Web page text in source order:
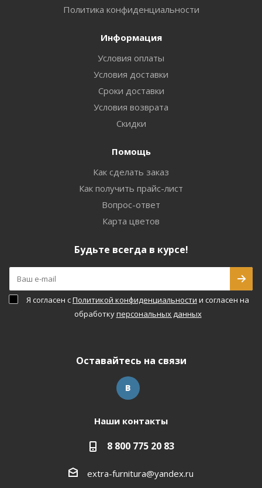
Политика конфиденциальности
Информация
Условия оплаты
Условия доставки
Сроки доставки
Условия возврата
Скидки
Помощь
Как сделать заказ
Как получить прайс-лист
Вопрос-ответ
Карта цветов
Будьте всегда в курсе!
Я согласен сПолитикой конфиденциальности и согласен на
обработкуперсональных данных
Оставайтесь на связи
Наши контакты
8 800 775 20 83
extra-furnitura@yandex.ru